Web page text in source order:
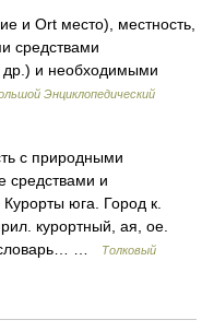
и Ort место), местность,
средствами
др.) и необходимыми
Энциклопедический
с природными
средствами и
юга. Город к.
курортный, ая, ое.
словарь… …
Толковый